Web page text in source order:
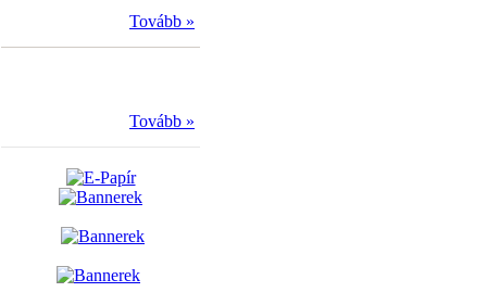
Tovább »
Tovább »